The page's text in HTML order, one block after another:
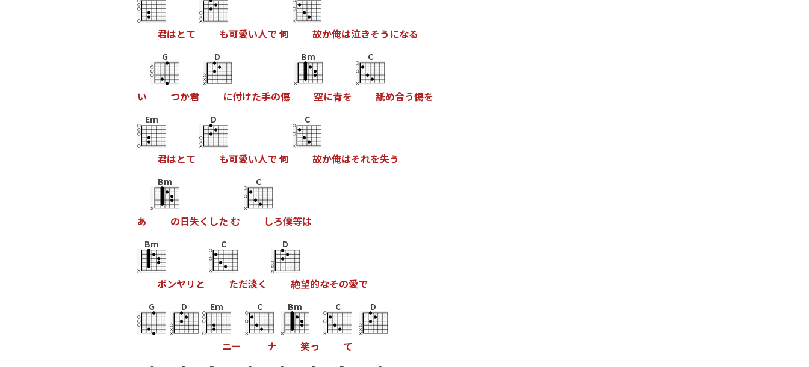
君はとて も可愛い人で 何 故か俺は泣きそう になる
い
G
つか君
D
に付けた手の傷
Bm
空に青を
C
舐め合う傷を
Em
君はとて
D
も可愛い人で 何
C
故か俺はそれを失う
あ
Bm
の日失く した む
C
しろ僕等は
Bm
ボンヤリ と
C
ただ淡く
D
絶望的なその愛で
G D Em
ニー
C
ナ
Bm
笑っ
C
て
D